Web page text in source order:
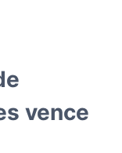
vence